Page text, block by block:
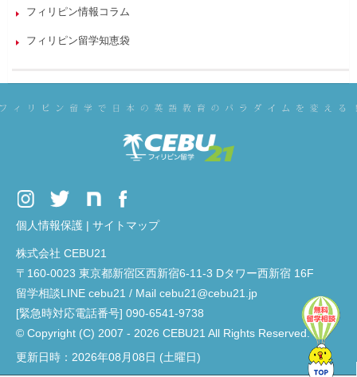
フィリピン情報コラム
フィリピン留学知恵袋
個人情報保護 | サイトマップ
株式会社 CEBU21
〒160-0023 東京都新宿区西新宿6-11-3 Dタワー西新宿 16F
留学相談LINE cebu21 / Mail cebu21@cebu21.jp
[緊急時対応電話番号] 090-6541-9738
© Copyright (C) 2007 - 2026 CEBU21 All Rights Reserved.
更新日時：2026年08月08日 (土曜日)